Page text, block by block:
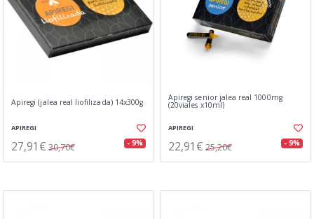
Apiregi (jalea real liofilizada) 14x300g
APIREGI
27,91€ 30,70€ - 9%
Apiregi senior jalea real 1000mg
(20viales x10ml)
APIREGI
22,91€ 25,20€ - 9%